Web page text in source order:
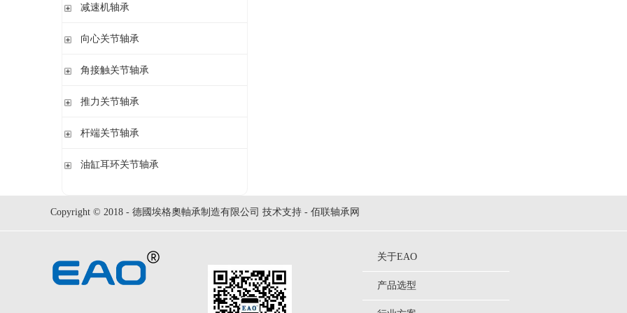
立式轴承座LOE,剖分用于圆柱孔调心滚子轴承
立式轴承座LOE,剖分适用于带紧定套的圆锥孔调心滚子轴承
立式轴承座BND,非剖分适用于调心滚子轴承
带法兰的轴承座F5,非剖分用于带紧定套的圆锥孔轴承
锁紧螺母
止动垫圈
止动卡板
减速机轴承
无外圈满装圆柱滚子轴承 RSL系列
外球面满滚子轴承 SL05,SL06 系列
双列满装圆柱滚子轴承 SL1849系列
单列满装圆柱滚子轴承 SL1830 系列
向心关节轴承
向心关节轴承
角接触关节轴承
角接触关节轴承
推力关节轴承
推力关节轴承
杆端关节轴承
杆端关节轴承
油缸耳环关节轴承
Copyright © 2018 - 德國埃格奧軸承制造有限公司 技术支持 - 佰联轴承网
关于EAO
产品选型